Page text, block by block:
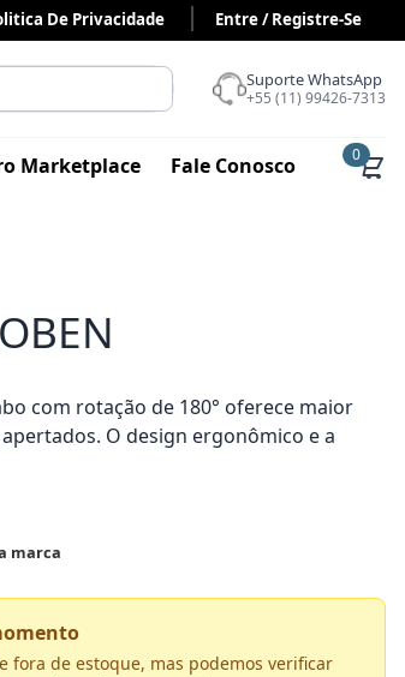
De Privacidade Entre / Registre-Se
Suporte WhatsApp
+55 (11) 99426-7313
Marketplace Fale Conosco 0
com rotação de 180° oferece maior
O design ergonômico e a
marca
fora de estoque, mas podemos verificar